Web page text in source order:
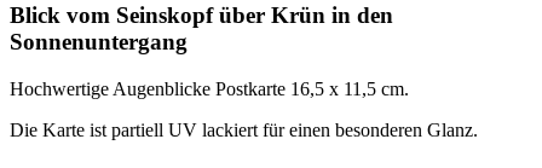
Blick vom Seinskopf über Krün in den
Sonnenuntergang
Hochwertige Augenblicke Postkarte 16,5 x 11,5 cm.
Die Karte ist partiell UV lackiert für einen besonderen Glanz.